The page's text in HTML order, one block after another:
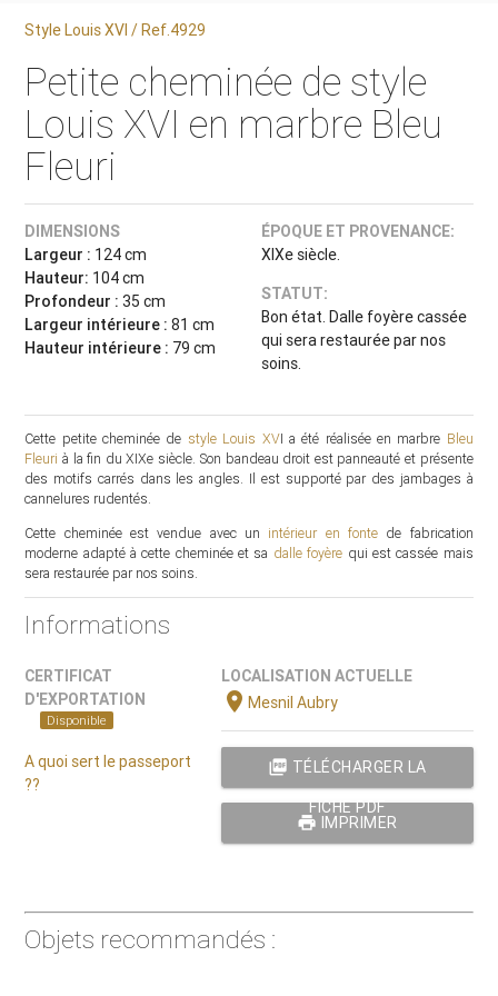
Style Louis XVI / Ref.4929
Petite cheminée de style
Louis XVI en marbre Bleu
Fleuri
DIMENSIONS
Largeur : 124 cm
Hauteur: 104 cm
Profondeur : 35 cm
Largeur intérieure :81 cm
Hauteur intérieure : 79 cm
ÉPOQUE ET PROVENANCE:
XIXe siècle.
STATUT:
Bon état. Dalle foyère cassée
qui sera restaurée par nos
soins.
Cette petite cheminée de style Louis XVI a été réalisée en marbre Bleu
Fleuri à la fin du XIXe siècle. Son bandeau droit est panneauté et présente
des motifs carrés dans les angles. Il est supporté par des jambages à
cannelures rudentés.
Cette cheminée est vendue avec un intérieur en fontede fabrication
moderne adapté à cette cheminée et sa dalle foyère qui est cassée mais
sera restaurée par nos soins.
Informations
CERTIFICAT
D'EXPORTATION
Disponible
A quoi sert le passeport
??
LOCALISATION ACTUELLE
location_onMesnil Aubry
picture_as_pdf TÉLÉCHARGER LA
FICHE PDF
print IMPRIMER
Objets recommandés :